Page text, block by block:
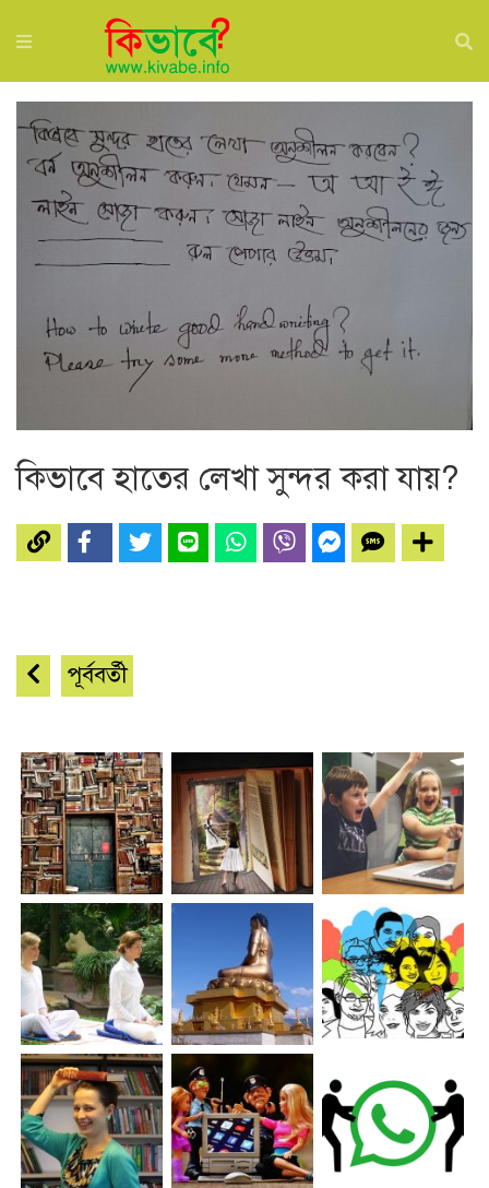
কিভাবে হাতের লেখা সুন্দর করা যায়?
পূর্ববর্তী